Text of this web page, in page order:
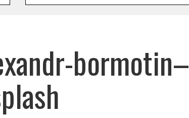
bormotin–